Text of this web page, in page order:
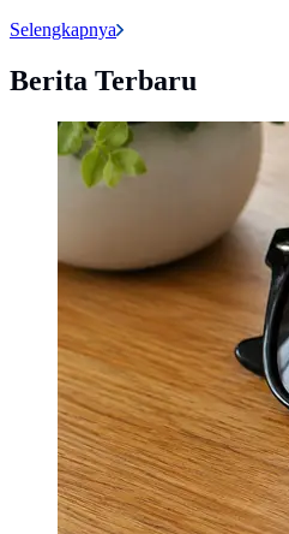
Selengkapnya
Berita Terbaru